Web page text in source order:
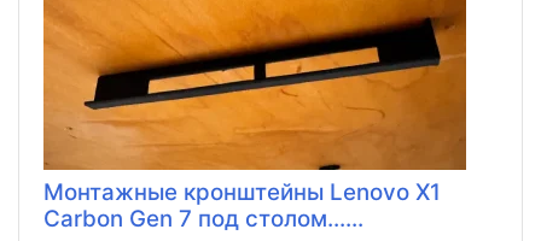
Монтажные кронштейны Lenovo X1
Carbon Gen 7 под столом......